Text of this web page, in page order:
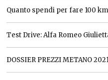
Quanto spendi per fare 100
Test Drive: Alfa Romeo
DOSSIER PREZZI METANO